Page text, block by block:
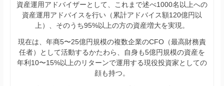
資産運用アドバイザーとして、これまで述べ1000名以上への
資産運用アドバイスを行い（累計アドバイス額120億円以
上）、そのうち95%以上の方の資産増大を実現。
現在は、年商5〜25億円規模の複数企業のCFO（最高財務責
任者）として活動するかたわら、自身も5億円規模の資産を
年利10〜15%以上のリターンで運用する現役投資家としての
顔も持つ。